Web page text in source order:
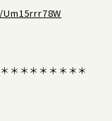
＊＊＊＊＊＊＊＊